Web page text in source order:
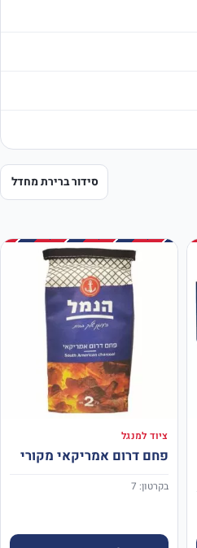
ציוד למנגל
פחם דרום אמריקאי מקורי
בקרטון: 7